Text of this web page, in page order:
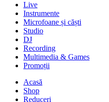
Live
Instrumente
Microfoane și căști
Studio
DJ
Recording
Multimedia & Games
Promoții
Acasă
Shop
Reduceri